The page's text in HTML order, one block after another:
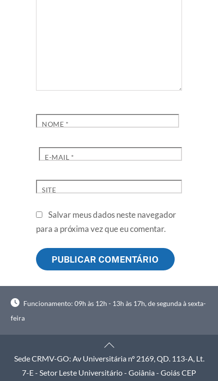
NOME *
E-MAIL *
SITE
Salvar meus dados neste navegador
para a próxima vez que eu comentar.
Funcionamento: 09h às 12h - 13h às 17h, de segunda à sexta-
feira
Back
To
Top
Sede CRMV-GO: Av Universitária nº 2169, QD. 113-A, Lt.
7-E - Setor Leste Universitário - Goiânia - Goiás CEP